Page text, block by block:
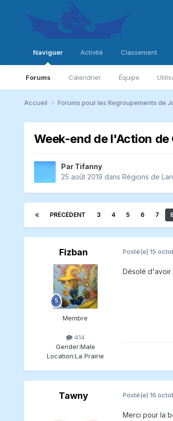
Naviguer
Forums Calendrier Équipe
Activité Classement
Accueil Forums pour les Regroupements de
Week-end de l'Action de
Par Tifanny
25 août 2019 dans Régions de
PRÉCÉDENT 3 4 5 6 7
Fizban
Membre
414
Gender:Male
Location:La Prairie
Posté(e) 15
Désolé d'avoir
Tawny Posté(e) 16
Merci pour la